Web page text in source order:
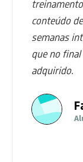
conteúdo
semanas
que no
adquirido.